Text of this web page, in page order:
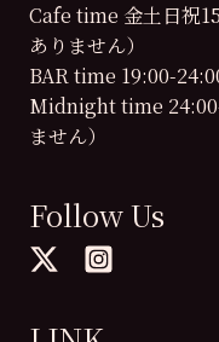
Cafe time 金土日祝
ありません）
BAR time 19:00-
Midnight time
ません）
Follow Us